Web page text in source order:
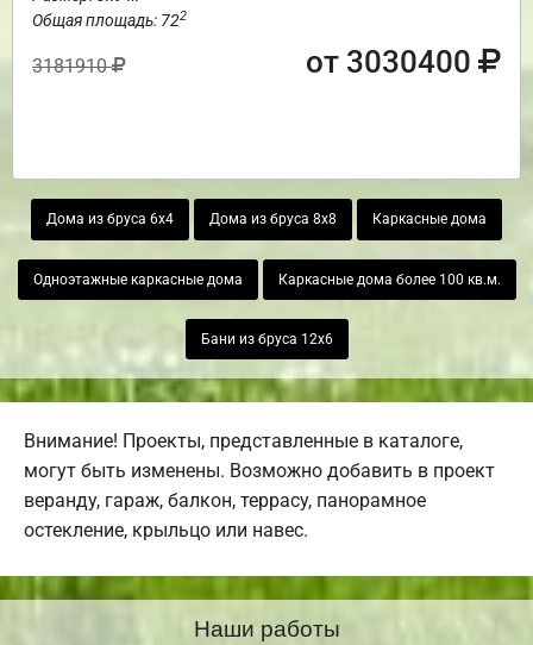
Общая площадь: 722
3181910 от 3030400
Дома из бруса 6х4 Дома из бруса 8х8 Каркасные дома
Одноэтажные каркасные дома Каркасные дома более 100 кв.м.
Бани из бруса 12х6
Внимание! Проекты, представленные в каталоге,
могут быть изменены. Возможно добавить в проект
веранду, гараж, балкон, террасу, панорамное
остекление, крыльцо или навес.
Наши работы